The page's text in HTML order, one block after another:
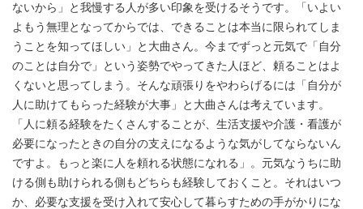
ないから」と我慢する人が多い印象を受けるそうです。「いよい
よもう無理となってからでは、できることは本当に限られてしま
うことを知ってほしい」と大曲さん。今までずっと元気で「自分
のことは自分で」という姿勢でやってきた人ほど、頼ることはよ
くないと思ってしまう。そんな頑張りをやわらげるには「自分が
人に助けてもらった経験が大事」と大曲さんは考えています。
「人に頼る経験をたくさんすることが、生活支援や介護・看護が
必要になったときの自分の支えになるような気がしてならないん
ですよ。もっと楽に人を頼れる状態になれる」。元気なうちに助
ける側も助けられる側もどちらも経験しておくこと。それはいつ
か、必要な支援を受け入れて安心して暮らすための手がかりにな